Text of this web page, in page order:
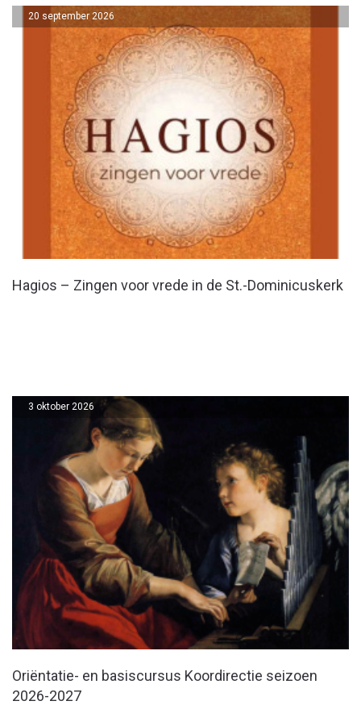
Hagios – Zingen voor vrede in de St.-Dominicuskerk
20 september 2026
Oriëntatie- en basiscursus Koordirectie seizoen
2026-2027
3 oktober 2026